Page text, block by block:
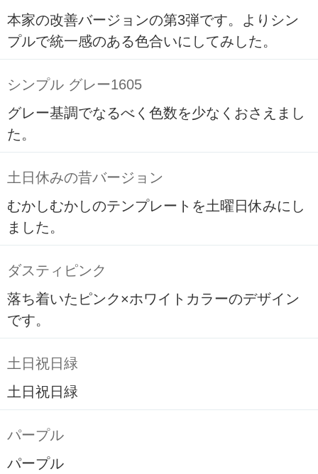
本家の改善バージョンの第3弾です。よりシン
プルで統一感のある色合いにしてみした。
シンプル グレー1605
グレー基調でなるべく色数を少なくおさえまし
た。
土日休みの昔バージョン
むかしむかしのテンプレートを土曜日休みにし
ました。
ダスティピンク
落ち着いたピンク×ホワイトカラーのデザイン
です。
土日祝日緑
土日祝日緑
パープル
パープル